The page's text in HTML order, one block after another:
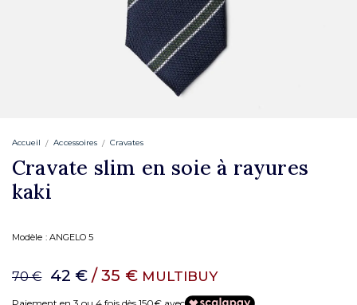
Accueil Accessoires Cravates
Cravate slim en soie à rayures
kaki
Modèle : ANGELO 5
70 € 42 €/ 35 € MULTIBUY